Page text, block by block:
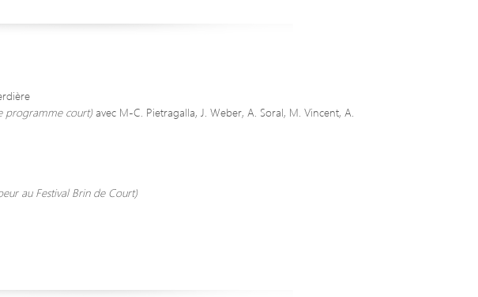
programme court)avec M-C. Pietragalla, J. Weber, A. Soral, M. Vincent, A.
au Festival Brin de Court)